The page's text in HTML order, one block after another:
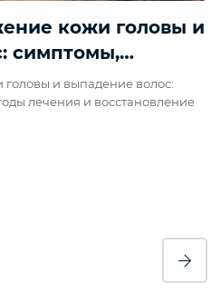
кожи головы и
симптомы,
и выпадение волос:
лечения и восстановление
поражение кожи головы и